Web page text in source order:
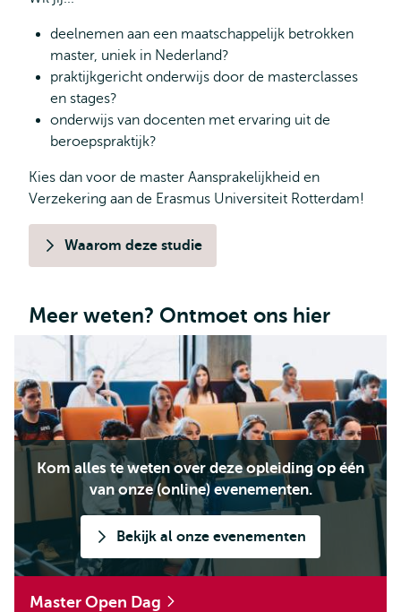
deelnemen aan een maatschappelijk betrokken
master, uniek in Nederland?
praktijkgericht onderwijs door de masterclasses
en stages?
onderwijs van docenten met ervaring uit de
beroepspraktijk?
Kies dan voor de master Aansprakelijkheid en
Verzekering aan de Erasmus Universiteit Rotterdam!
Waarom deze studie
Meer weten? Ontmoet ons hier
Kom alles te weten over deze opleiding op één
van onze (online) evenementen.
Bekijk al onze evenementen
Master Open Dag